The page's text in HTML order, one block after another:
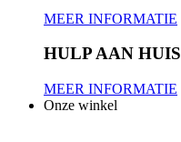
MEER INFORMATIE
HULP AAN HUIS
MEER INFORMATIE
Onze winkel